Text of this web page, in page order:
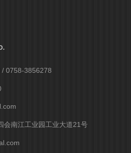
0758-3856278
会南江工业园工业大道21号